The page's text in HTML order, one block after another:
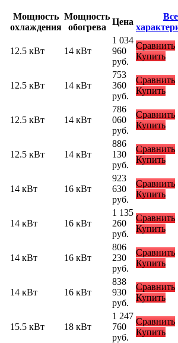
Мощность
охлаждения
Мощность
обогрева
Цена
Все
12.5 кВт 14 кВт
1 034
960
руб.
Сравнить
Купить
12.5 кВт 14 кВт
753
360
руб.
Сравнить
Купить
12.5 кВт 14 кВт
786
060
руб.
Сравнить
Купить
12.5 кВт 14 кВт
886
130
руб.
Сравнить
Купить
14 кВт 16 кВт
923
630
руб.
Сравнить
Купить
14 кВт 16 кВт
1 135
260
руб.
Сравнить
Купить
14 кВт 16 кВт
806
230
руб.
Сравнить
Купить
14 кВт 16 кВт
838
930
руб.
Сравнить
Купить
15.5 кВт 18 кВт
1 247
760
руб.
Сравнить
Купить